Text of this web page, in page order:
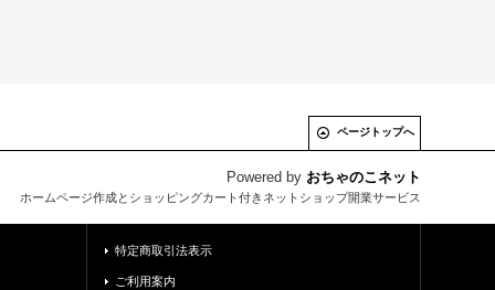
ページトップへ
Powered by おちゃのこネット
ホームページ作成とショッピングカート付きネットショップ開業サービス
特定商取引法表示
ご利用案内